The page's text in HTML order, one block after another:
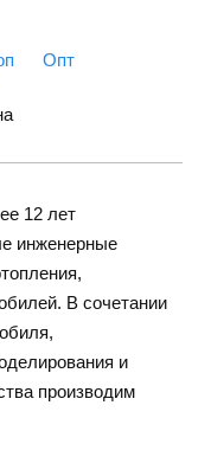
Опт
12 лет
инженерные
В сочетании
и
производим